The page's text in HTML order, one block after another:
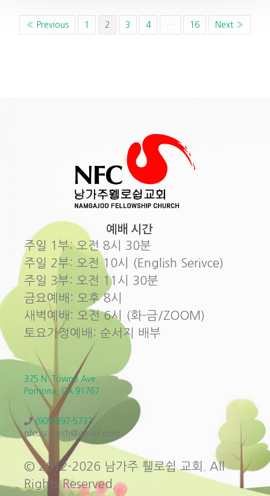
« Previous 1 2 3 4 … 16 Next »
예배 시간
주일 1부: 오전 8시 30분
주일 2부: 오전 10시 (English Serivce)
주일 3부: 오전 11시 30분
금요예배: 오후 8시
새벽예배: 오전 6시 (화-금/ZOOM)
토요가정예배: 순서지 배부
375 N. Towne Ave.
Pomona, CA 91767
(909)397-5737
nfcuschurch@gmail.com
© 2012-2026 남가주 휄로쉽 교회. All
Rights Reserved.